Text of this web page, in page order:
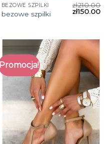
BEZOWE SZPILKI
bezowe szpilki
zł210.00
zł150.00
Promocja!